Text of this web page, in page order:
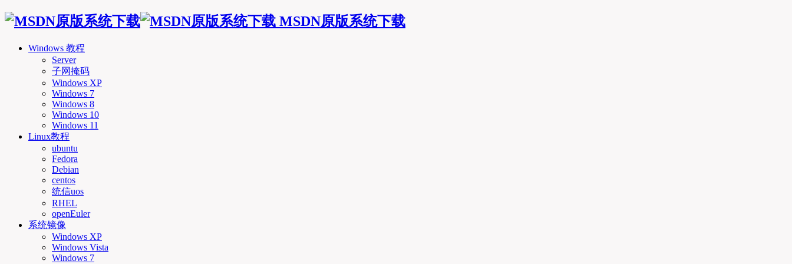
MSDN原版系统下载
Windows 教程
Server
子网掩码
Windows XP
Windows 7
Windows 8
Windows 10
Windows 11
Linux教程
ubuntu
Fedora
Debian
centos
统信uos
RHEL
openEuler
系统镜像
Windows XP
Windows Vista
Windows 7